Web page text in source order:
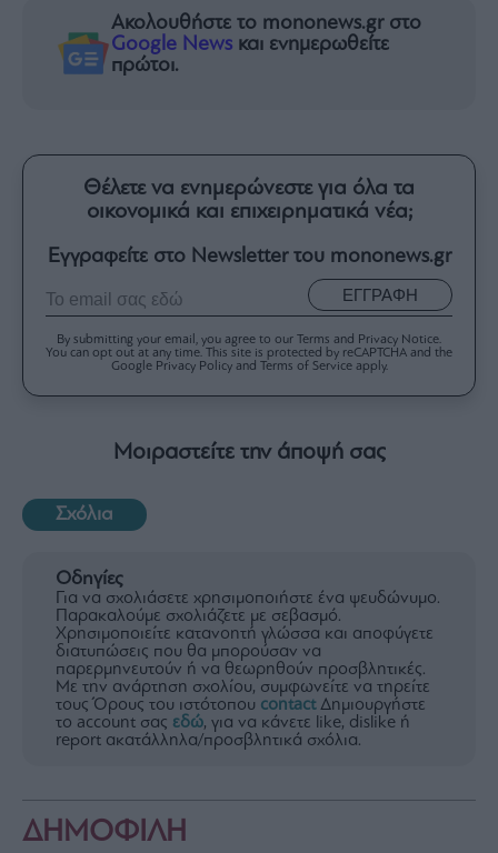
Ακολουθήστε το mononews.gr στο
Google News και ενημερωθείτε
πρώτοι.
Θέλετε να ενημερώνεστε για όλα τα
οικονομικά και επιχειρηματικά νέα;
Εγγραφείτε στο Newsletter του mononews.gr
ΕΓΓΡΑΦΗ
By submitting your email, you agree to our Terms and Privacy Notice.
You can opt out at any time. This site is protected by reCAPTCHA and the
Google Privacy Policy and Terms of Service apply.
Μοιραστείτε την άποψή σας
Σχόλια
Οδηγίες
Για να σχολιάσετε χρησιμοποιήστε ένα ψευδώνυμο.
Παρακαλούμε σχολιάζετε με σεβασμό.
Χρησιμοποιείτε κατανοητή γλώσσα και αποφύγετε
διατυπώσεις που θα μπορούσαν να
παρερμηνευτούν ή να θεωρηθούν προσβλητικές.
Με την ανάρτηση σχολίου, συμφωνείτε να τηρείτε
τους Όρους του ιστότοπου contactΔημιουργήστε
το account σας εδώ, για να κάνετε like, dislike ή
report ακατάλληλα/προσβλητικά σχόλια.
ΔΗΜΟΦΙΛΗ